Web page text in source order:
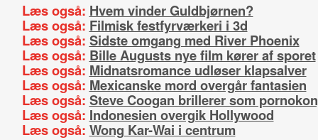
Læs også: Hvem vinder Guldbjørnen?
Læs også: Filmisk festfyrværkeri i 3d
Læs også: Sidste omgang med River Phoenix
Læs også: Bille Augusts nye film kører af sporet
Læs også: Midnatsromance udløser klapsalver
Læs også: Mexicanske mord overgår fantasien
Læs også: Steve Coogan brillerer som
Læs også: Indonesien overgik Hollywood
Læs også: Wong Kar-Wai i centrum